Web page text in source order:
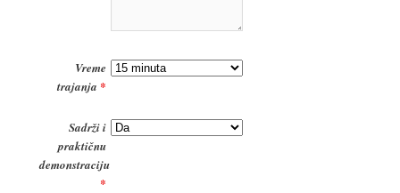
Vreme
trajanja *
Sadrži i
praktičnu
demonstraciju
*